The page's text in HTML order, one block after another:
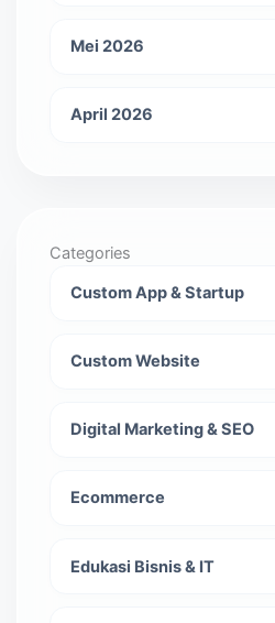
Mei 2026
April 2026
Categories
Custom App & Startup
Custom Website
Digital Marketing & SEO
Ecommerce
Edukasi Bisnis & IT